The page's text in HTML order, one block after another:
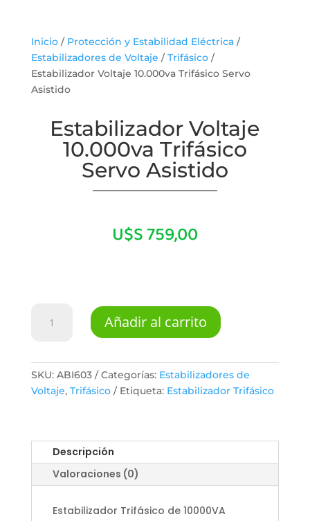
Inicio/ Protección y Estabilidad Eléctrica/
Estabilizadores de Voltaje /Trifásico/
Estabilizador Voltaje 10.000va Trifásico Servo
Asistido
Estabilizador Voltaje
10.000va Trifásico
Servo Asistido
U$S759,00
Voltaje
Servo
Asistido
Añadir al carrito
SKU: ABI603 Categorías: Estabilizadores de
Voltaje, Trifásico Etiqueta: Estabilizador Trifásico
Descripción
Valoraciones (0)
Estabilizador Trifásico de 10000VA